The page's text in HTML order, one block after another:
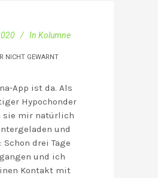
In Kolumne
NICHT GEWARNT
App ist da. Als
Hypochonder
sie mir natürlich
und
Schon drei Tage
und ich
Kontakt mit